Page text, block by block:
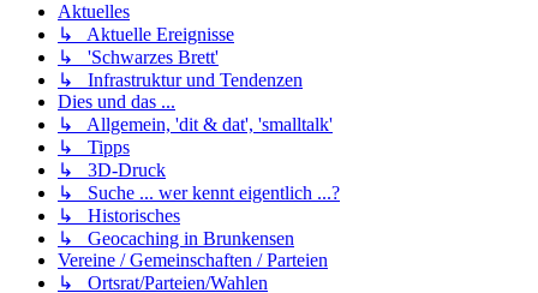
Aktuelles
↳ Aktuelle Ereignisse
↳ 'Schwarzes Brett'
↳ Infrastruktur und Tendenzen
Dies und das ...
↳ Allgemein, 'dit & dat', 'smalltalk'
↳ Tipps
↳ 3D-Druck
↳ Suche ... wer kennt eigentlich ...?
↳ Historisches
↳ Geocaching in Brunkensen
Vereine / Gemeinschaften / Parteien
↳ Ortsrat/Parteien/Wahlen